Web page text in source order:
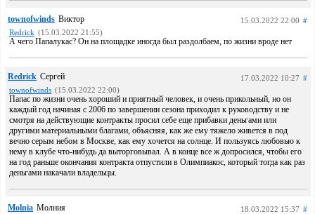
townofwinds Виктор 15.03.2022 22:00 #
Redrick (15.03.2022 21:55)
А чего Папалукас? Он на площадке иногда был раздолбаем, по жизни вроде нет
Redrick Сергей 17.03.2022 10:27 #
townofwinds (15.03.2022 22:00)
Папас по жизни очень хороший и приятный человек, и очень прикольный, но он
каждый год начиная с 2006 по завершении сезона приходил к руководству и не
смотря на действующие контракты просил себе еще прибавки деньгами или
другими материальными благами, объясняя, как же ему тяжело живется в под
вечно серым небом в Москве, как ему хочется на солнце. И пользуясь любовью к
нему в клубе что-нибудь да выторговывал. А в конце все ж допросился, чтобы его
на год раньше окончания контракта отпустили в Олимпиакос, который тогда как раз
деньгами накачали владельцы.
Molnia Молния 18.03.2022 15:37 #